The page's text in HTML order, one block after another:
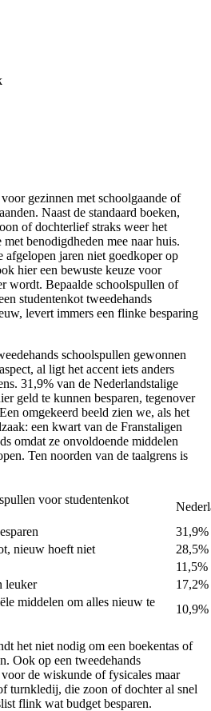
gezinnen met schoolgaande of
Naast de standaard boeken,
of dochterlief straks weer het
benodigdheden mee naar huis.
jaren niet goedkoper op
hier een bewuste keuze voor
wordt. Bepaalde schoolspullen of
studentenkot tweedehands
levert immers een flinke besparing
schoolspullen gewonnen
al ligt het accent iets anders
31,9% van de Nederlandstalige
geld te kunnen besparen, tegenover
omgekeerd beeld zien we, als het
een kwart van de Franstaligen
omdat ze onvoldoende middelen
Ten noorden van de taalgrens is
voor studentenkot
31,9%
nieuw hoeft niet
28,5%
11,5%
leuker
17,2%
middelen om alles nieuw te
10,9%
het niet nodig om een boekentas of
Ook op een tweedehands
de wiskunde of fysicales maar
turnkledij, die zoon of dochter al snel
flink wat budget besparen.